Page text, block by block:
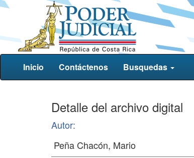
Inicio Contáctenos Busquedas
Detalle del archivo digital
Autor: